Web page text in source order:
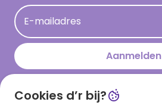
Acties
Persberichten
Leuke en grappige op kamp teksten
kamppost inspiratie
E-mailadres
Aanmelden
Download onze app
Cookies d’r bij?